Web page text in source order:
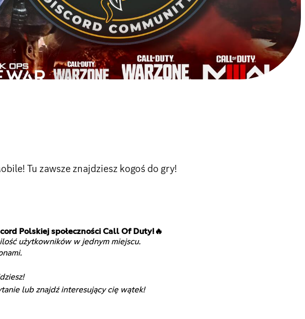
Tu zawsze znajdziesz kogoś do gry!
Polskiej społeczności Call Of Duty!🔥
użytkowników w jednym miejscu.
lub znajdź interesujący cię wątek!